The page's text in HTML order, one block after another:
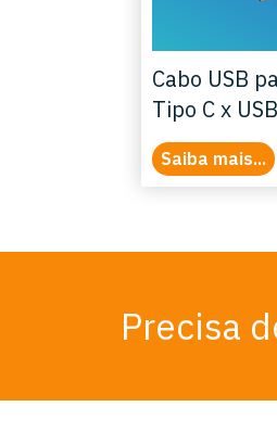
Cabo USB
Tipo C x
Saiba mais...
Precisa